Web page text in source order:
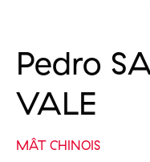
Pedro
VALE
MÂT CHINOIS